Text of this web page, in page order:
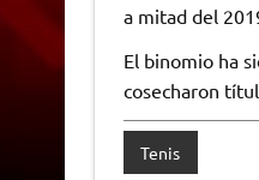
a mitad del
El binomio ha
cosecharon
Tenis